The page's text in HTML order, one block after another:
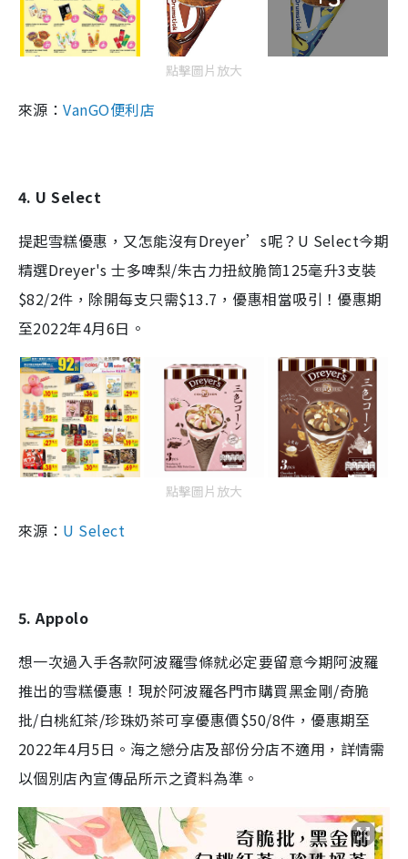
點擊圖片放大
來源：VanGO便利店
4. U Select
提起雪糕優惠，又怎能沒有Dreyer’s呢？U Select今期
精選Dreyer's 士多啤梨/朱古力扭紋脆筒125毫升3支裝
$82/2件，除開每支只需$13.7，優惠相當吸引！優惠期
至2022年4月6日。
點擊圖片放大
來源： U Select
5. Appolo
想一次過入手各款阿波羅雪條就必定要留意今期阿波羅
推出的雪糕優惠！現於阿波羅各門市購買黑金剛/奇脆
批/白桃紅茶/珍珠奶茶可享優惠價$50/8件，優惠期至
2022年4月5日。海之戀分店及部份分店不適用，詳情需
以個別店內宣傳品所示之資料為準。